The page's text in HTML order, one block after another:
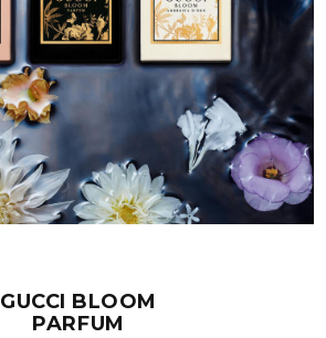
GUCCI BLOOM
PARFUM